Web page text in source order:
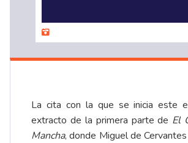
La cita con la que se inicia este
extracto de la primera parte de El
Mancha, donde Miguel de